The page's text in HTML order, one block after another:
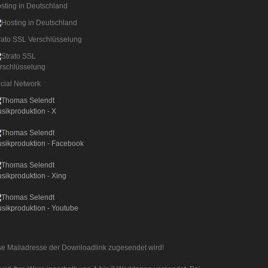
in Deutschland
SSL Verschlüsselung
Network
Mailadresse der Downloadlink zugesendet wird!